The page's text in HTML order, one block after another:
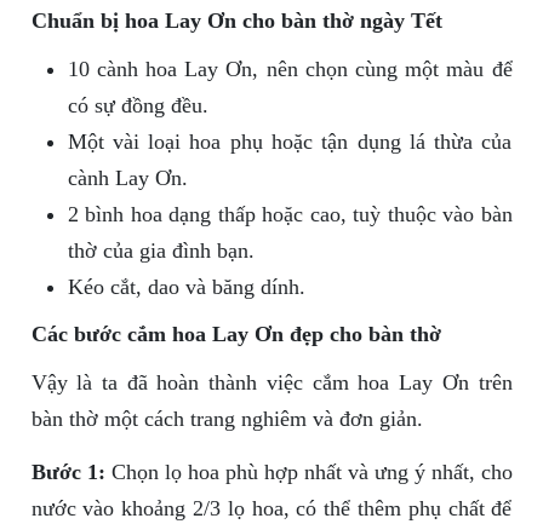
Chuẩn bị hoa Lay Ơn cho bàn thờ ngày Tết
10 cành hoa Lay Ơn, nên chọn cùng một màu để
có sự đồng đều.
Một vài loại hoa phụ hoặc tận dụng lá thừa của
cành Lay Ơn.
2 bình hoa dạng thấp hoặc cao, tuỳ thuộc vào bàn
thờ của gia đình bạn.
Kéo cắt, dao và băng dính.
Các bước cắm hoa Lay Ơn đẹp cho bàn thờ
Vậy là ta đã hoàn thành việc cắm hoa Lay Ơn trên
bàn thờ một cách trang nghiêm và đơn giản.
Bước 1: Chọn lọ hoa phù hợp nhất và ưng ý nhất, cho
nước vào khoảng 2/3 lọ hoa, có thể thêm phụ chất để